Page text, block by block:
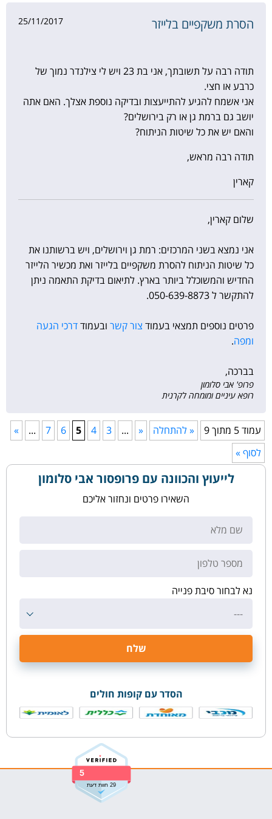
הסרת משקפיים בלייזר 25/11/2017
תודה רבה על תשובתך, אני בת 23 ויש לי צילנדר נמוך של
כרבע או חצי.
אני אשמח להגיע להתייעצות ובדיקה נוספת אצלך. האם אתה
יושב גם ברמת גן או רק בירושלים?
והאם יש את כל שיטות הניתוח?
תודה רבה מראש,
קארין
שלום קארין,
אני נמצא בשני המרכזים: רמת גן וירושלים, ויש ברשותנו את
כל שיטות הניתוח להסרת משקפיים בלייזר ואת מכשיר הלייזר
החדיש והמשוכלל ביותר בארץ. לתיאום בדיקת התאמה ניתן
להתקשר ל 050-639-8873⁩.
פרטים נוספים תמצאי בעמוד צור קשר ובעמודדרכי הגעה
ומפה.
בברכה,
פרופ' אבי סלומון
רופא עיניים ומומחה לקרנית
עמוד 5 מתוך 9 « להתחלה «
...
3
4
5
6
7
...
»
לסוף »
לייעוץ והכוונה עם פרופסור אבי סלומון
השאירו פרטים ונחזור אליכם
נא לבחור סיבת פנייה
---
הסדר עם קופות חולים
5
29 חוות דעת